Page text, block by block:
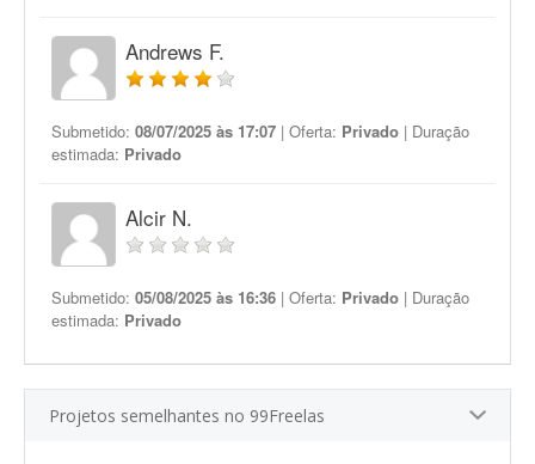
Andrews F.
Submetido: 08/07/2025 às 17:07 | Oferta: Privado | Duração
estimada: Privado
Alcir N.
Submetido: 05/08/2025 às 16:36 | Oferta: Privado | Duração
estimada: Privado
Projetos semelhantes no 99Freelas